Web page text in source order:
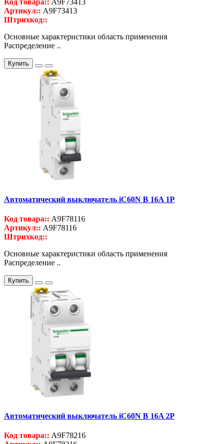
Код товара:: A9F73413
Артикул:: A9F73413
Штрихкод::
Основные характеристики область применения
Распределение ..
Купить
Автоматический выключатель iC60N B 16A 1P
Код товара:: A9F78116
Артикул:: A9F78116
Штрихкод::
Основные характеристики область применения
Распределение ..
Купить
Автоматический выключатель iC60N B 16A 2P
Код товара:: A9F78216